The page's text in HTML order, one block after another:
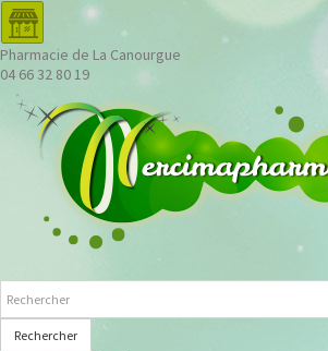
Pharmacie de La Canourgue
04 66 32 80 19
Rechercher